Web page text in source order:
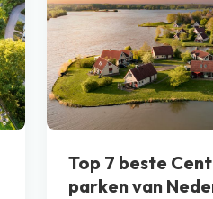
Top 7 beste
parken van